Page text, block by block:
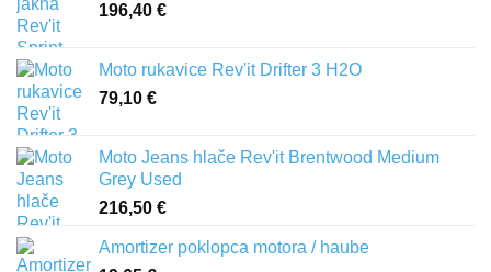
196,40 €
Moto rukavice Rev'it Drifter 3 H2O
79,10 €
Moto Jeans hlače Rev'it Brentwood Medium
Grey Used
216,50 €
Amortizer poklopca motora / haube